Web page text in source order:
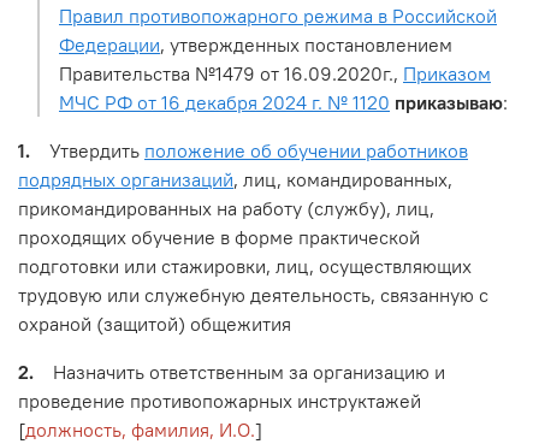
Правил противопожарного режима в Российской
Федерации, утвержденных постановлением
Правительства №1479 от 16.09.2020г., Приказом
МЧС РФ от 16 декабря 2024 г. № 1120 приказываю:
1. Утвердить положение об обучении работников
подрядных организаций, лиц, командированных,
прикомандированных на работу (службу), лиц,
проходящих обучение в форме практической
подготовки или стажировки, лиц, осуществляющих
трудовую или служебную деятельность, связанную с
охраной (защитой) общежития
2.
Назначить ответственным за организацию и
проведение противопожарных инструктажей
[должность, фамилия, И.О.]